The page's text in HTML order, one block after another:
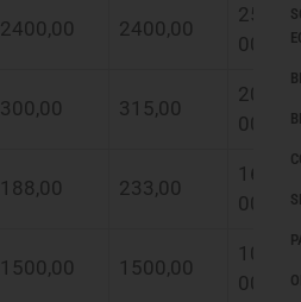
2400,00 2400,00
25/
300,00 315,00
20/11/
188,00 233,00
16/12/
1500,00 1500,00
10/